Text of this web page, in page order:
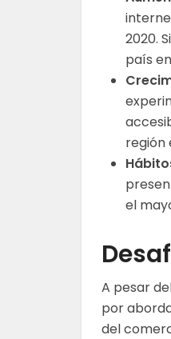
2020.
país
región
el
A pesar
por
del